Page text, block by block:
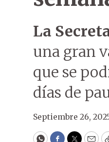
La
una gran
que se
días de
Septiembre 26,